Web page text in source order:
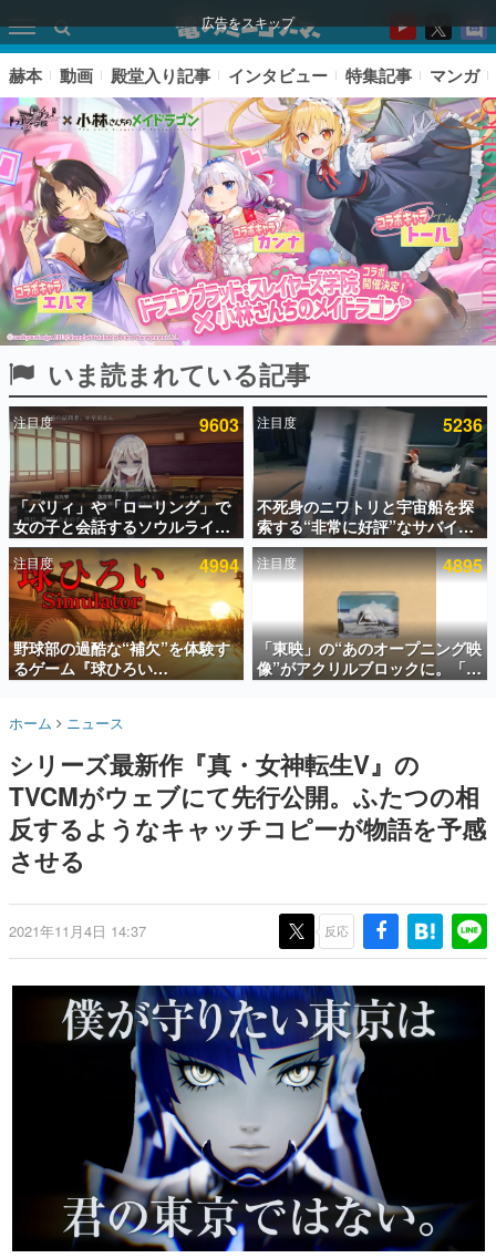
広告をスキップ
ピックアップ
電ファミのいま読まれている記事ランキング
アプリセール情報
インタビュー
連載・特集一覧
殿堂入り記事
SNS拡散数が数千以上！ ページビュー数万以上！ などな
ど。多くの人々に読まれた、電ファミ渾身の“殿堂入り”記
事をまとめました。
名作ゲームクリエイターの方々に製作時のエピソードをお
きます。
赫本
この物語を解いてはいけない。『赫本』は、〈試験問題〉
の形をした短編ホラー小説集です。
これからのデジタルゲーム市場を担う若きクリエイター達
の姿を追い、彼らのルーツと情熱を探っていきます。
ゲームに多大な影響を受けた作家さんに取材し、ゲームが
日本のコンテンツ産業やカルチャーに与えた影響を探る企
画です。
日本モバイルゲーム産業史
日本のモバイルゲーム史における主要なトピック・タイト
ルを網羅するほか、開発者へのインタビューや識者による
解説を掲載。約20年の歴史が一望できる決定版！
若ゲのいたり〜ゲームクリエイターの青春〜
『うつヌケ』『ペンと箸』等で知られるマンガ家・田中圭
一先生によるゲーム業界レポートマンガです。
なんでゲームは面白い？
赫本 動画 殿堂入り記事 インタビュー 特集記事 マンガ
いま読まれている記事
注目度 9603
「パリィ」や「ローリング」で
女の子と会話するソウルライク
恋愛ゲーム『小早川さんはソウ
ルライク』無料公開。返事に失
敗すると「YOU DIED」
注目度 5236
不死身のニワトリと宇宙船を探
索する“非常に好評”なサバイバ
ルゲーム『Breathedge』が無
料で配布中。入手できる期間は8
月10日まで
注目度 4994
野球部の過酷な“補欠”を体験す
るゲーム『球ひろい
Simulator』が「1件」のウィッ
対応しSNSで話題に。『キング
ダム・カム』開発元やチェコの
プロ野球選手から称賛の声
注目度 4895
「東映」の“あのオープニング映
像”がアクリルブロックに。「東
映ヒストリカル グッズコレクシ
ホーム ニュース
シリーズ最新作『真・女神転生V』の
TVCMがウェブにて先行公開。ふたつの相
反するようなキャッチコピーが物語を予感
させる
2021年11月4日 14:37 反応